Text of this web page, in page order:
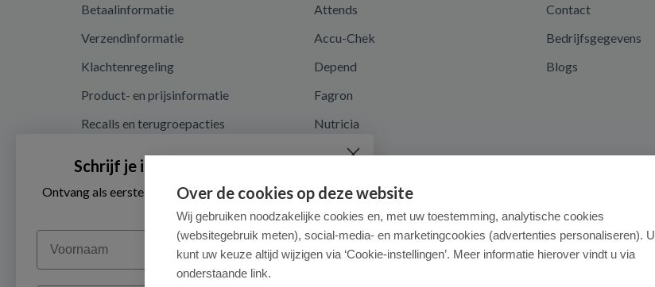
Betaalinformatie
Verzendinformatie
Klachtenregeling
Product- en prijsinformatie
Recalls en terugroepacties
Privacy en cookieverklaring
Cookie instellingen
Algemene voorwaarden
Herroepingsrecht en retouren
Attends
Accu-Chek
Depend
Fagron
Nutricia
Contact
Bedrijfsgegevens
Blogs
Over de cookies op deze website
Wij gebruiken noodzakelijke cookies en, met uw toestemming, analytische cookies
(websitegebruik meten), social-media- en marketingcookies (advertenties personaliseren). U
kunt uw keuze altijd wijzigen via ‘Cookie-instellingen’. Meer informatie hierover vindt u via
onderstaande link.
Schrijf je in voor onze nieuwsbrief
Ontvang als eerste de beste aanbiedingen en persoonlijk
Voornaam